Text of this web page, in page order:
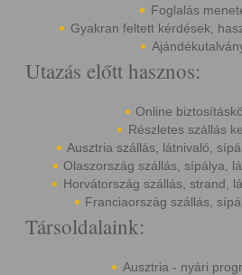
Foglalás
Gyakran feltett kérdések,
Utazás előtt hasznos:
Online
Részletes szállás
Ausztria szállás, látnivaló,
Olaszország szállás, sípálya,
Horvátország szállás, strand,
Franciaország szállás,
Társoldalaink:
Ausztria - nyári